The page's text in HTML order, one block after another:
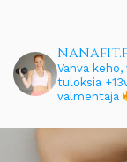
Vahva
tuloksia
valmentaja